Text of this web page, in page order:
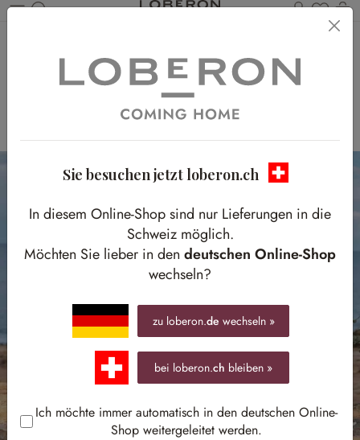
Du
ÜBERTOPF-
SPECIAL
FÜR STILVOLLE WOHNAKZENTE
Sie besuchen jetzt loberon.ch
In diesem Online-Shop sind nur Lieferungen in die
Schweiz möglich.
Möchten Sie lieber in den deutschen Online-Shop
wechseln?
zu loberon.de wechseln »
bei loberon.ch bleiben »
Ich möchte immer automatisch in den deutschen Online-
Shop weitergeleitet werden.